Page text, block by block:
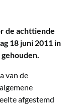
de achttiende
18 juni 2011 in
van de
afgestemd